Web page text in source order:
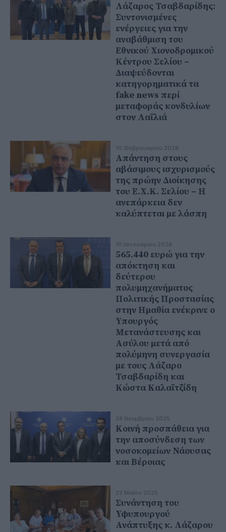
Λάζαρος Τσαβδαρίδης:
Συντονισμένες
ενέργειες για την
αναβάθμιση του
Εθνικού Χιονοδρομικού
Κέντρου Σελίου –
Διαψεύδονται
κατηγορηματικά τα
fake news περί
μεταφοράς κονδυλίων
στον Λαϊλιά
10 Φεβρουαρίου 2026
Απάντηση στους
αβάσιμους ισχυρισμούς
της πρώην Διοίκησης
του Ε.Χ.Κ. Σελίου – Η
ανεπάρκεια δεν
καλύπτεται με λάσπη
10 Ιανουαρίου 2026
565.440 ευρώ για την
απόκτηση και
δεύτερου
πολυμηχανήματος
Πολιτικής Προστασίας
στην Ημαθία ενέκρινε ο
Υπουργός
Μετανάστευσης και
Ασύλου μετά από
πολύμηνη συνεργασία
με τους Λάζαρο
Τσαβδαρίδη και
Κώστα Καλαϊτζίδη
28 Νοεμβρίου 2025
Κοινή προσπάθεια για
την αποσύνδεση των
νοσοκομείων Νάουσας
και Βέροιας
22 Μαΐου 2025
Συνάντηση του
Υφυπουργού
Ανάπτυξης κ. Λάζαρου